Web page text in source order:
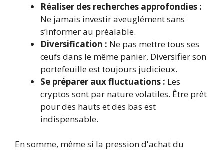
Réaliser des recherches approfondies :
Ne jamais investir aveuglément sans
s’informer au préalable.
Diversification : Ne pas mettre tous ses
œufs dans le même panier. Diversifier son
portefeuille est toujours judicieux.
Se préparer aux fluctuations : Les
cryptos sont par nature volatiles. Être prêt
pour des hauts et des bas est
indispensable.
En somme, même si la pression d'achat du